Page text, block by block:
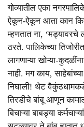
r
e
गोव्यातील एका
ऐकून-ऐकून आता कान
म्हणतात ना,
ठरते. पालिकेच्या
लागणाऱ्या खोऱ्या-
नाही. मग काय,
निघाली! थेट
तिरडीचे बांबू आणून
बिचाऱ्या बाबड्या